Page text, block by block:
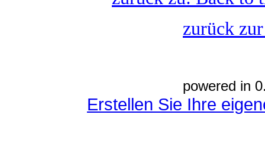
zurück
powered in
Erstellen Sie Ihre